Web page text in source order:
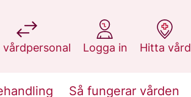
vårdpersonal
at 1177.se
Logga in
at 1177.se
Hitta vård
at 1177.se
Så fungerar vården